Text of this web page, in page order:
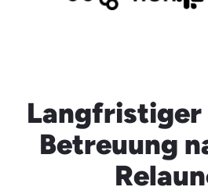
Langfristiger
Betreuung